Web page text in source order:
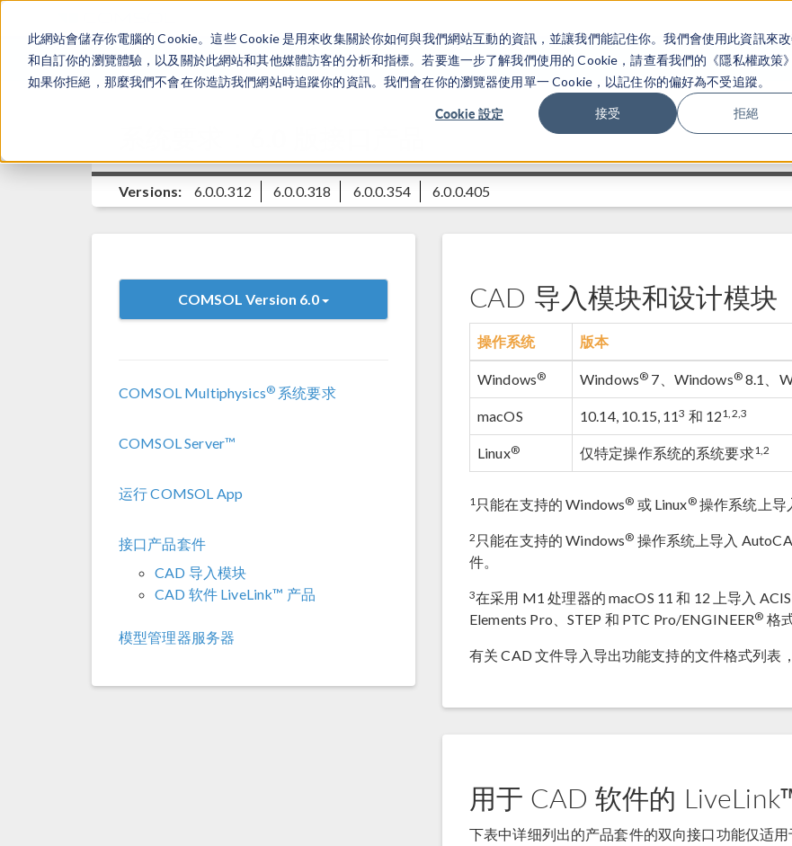
此網站會儲存你電腦的 Cookie。這些 Cookie 是用來收集關於你如何與我們網站互動的資訊，並讓我們能記住你。我們會使用此資訊來
和自訂你的瀏覽體驗，以及關於此網站和其他媒體訪客的分析和指標。若要進一步了解我們使用的 Cookie，請查看我們的《隱私權政策》
如果你拒絕，那麼我們不會在你造訪我們網站時追蹤你的資訊。我們會在你的瀏覽器使用單一 Cookie，以記住你的偏好為不受追蹤。
Cookie 設定 接受 拒絕
产品 行业应用
Versions: 6.0.0.312 6.0.0.318 6.0.0.354 6.0.0.405
COMSOL Version 6.0
COMSOL Multiphysics® 系统要求
COMSOL Server™
运行 COMSOL App
接口产品套件
CAD 导入模块
CAD 软件 LiveLink™ 产品
模型管理器服务器
CAD 导入模块和设计模块
操作系统 版本
Windows® Windows® 7、Windows®8.1、
macOS 10.14, 10.15, 113 和 121,2,3
Linux® 仅特定操作系统的系统要求1,2
1 只能在支持的 Windows® 或 Linux®操作系统上导
2 只能在支持的 Windows® 操作系统上导入
件。
3在采用 M1 处理器的 macOS 11 和 12 上导入
Elements Pro、STEP 和 PTC Pro/ENGINEER® 格
有关 CAD 文件导入导出功能支持的文件格式列表
用于 CAD 软件的
下表中详细列出的产品套件的双向接口功能仅适用